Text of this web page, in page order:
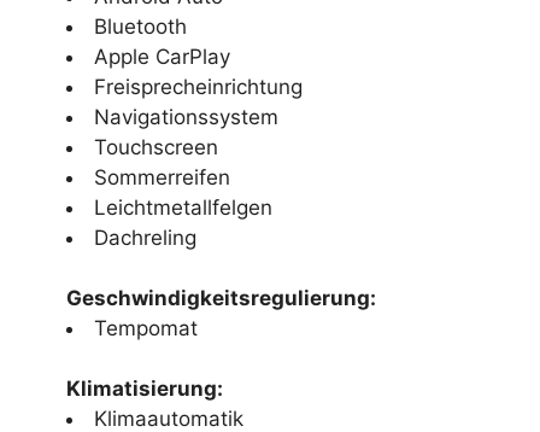
Bluetooth
Apple CarPlay
Freisprecheinrichtung
Navigationssystem
Touchscreen
Sommerreifen
Leichtmetallfelgen
Dachreling
Geschwindigkeitsregulierung:
Tempomat
Klimatisierung:
Klimaautomatik